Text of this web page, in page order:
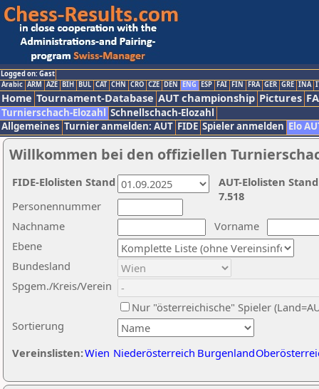
Logged on: Gast
Arabic ARM AZE BIH BUL CAT CHN CRO CZE DEN ENG ESP FAI FIN FRA GER GRE INA
Home Tournament-Database AUT championship Pictures
Turnierschach-Elozahl Schnellschach-Elozahl
Allgemeines Turnier anmelden: AUT FIDE Spieler anmelden Elo
Willkommen bei den offiziellen
Nachname
Vorname
Ebene
Sortierung
Personennummer
Bundesland
Spgem./Kreis/Verein
Nur "österreichische" Spieler
Vereinslisten:Wien Niederösterreich Burgenland
AUT-Elolisten
7.518
FIDE-Elolisten Stand